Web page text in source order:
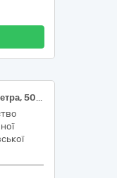
Тест-смужки GluNeo Lite для глюкометра, 50 штук/уп.